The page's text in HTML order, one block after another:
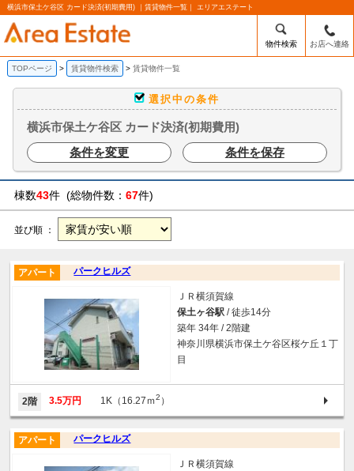
横浜市保土ケ谷区 カード決済(初期費用) ｜賃貸物件一覧｜ エリアエステート
物件検索 お店へ連絡
TOPページ 賃貸物件検索 賃貸物件一覧
選択中の条件
横浜市保土ケ谷区 カード決済(初期費用)
条件を変更
条件を保存
棟数43件 (総物件数： 67件)
並び順 ：
パークヒルズ
アパート
ＪＲ横須賀線
保土ヶ谷駅 / 徒歩14分
築年 34年 / 2階建
神奈川県横浜市保土ケ谷区桜ケ丘１丁
目
2階 3.5万円 1K（16.27ｍ2 ）
パークヒルズ
アパート
ＪＲ横須賀線